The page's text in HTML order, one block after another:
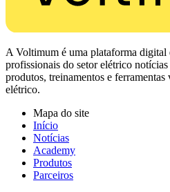
A Voltimum é uma plataforma digital
profissionais do setor elétrico
produtos, treinamentos e ferramentas
elétrico.
Mapa do site
Início
Notícias
Academy
Produtos
Parceiros